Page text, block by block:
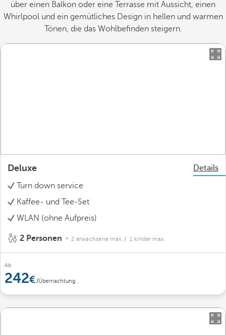
über einen Balkon oder eine Terrasse mit Aussicht, einen
Whirlpool und ein gemütliches Design in hellen und warmen
Tönen, die das Wohlbefinden steigern.
Deluxe
Details
Turn down service
Kaffee- und Tee-Set
WLAN (ohne Aufpreis)
2 Personen 2 erwachsene max. / 1 kinder max.
Ab
242 /Übernachtung